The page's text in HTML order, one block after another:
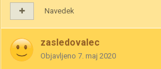
Navedek
zasledovalec
Objavljeno 7. maj 2020